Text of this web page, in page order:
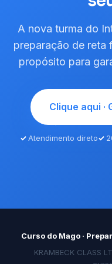
A nota é
Resposta ao Item)
respostas. Com
universidades
✦
A nova turma do
preparação de reta
propósito para
Clique aqui
Atendimento direto
Curso do Mago ·
KRAMBECK CLASS